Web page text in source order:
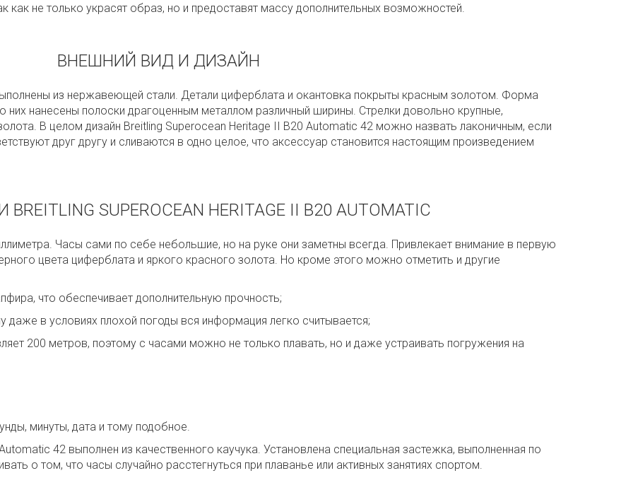
как не только украсят образ, но и предоставят массу дополнительных возможностей.
ВНЕШНИЙ ВИД И ДИЗАЙН
из нержавеющей стали. Детали циферблата и окантовка покрыты красным золотом. Форма
них нанесены полоски драгоценным металлом различный ширины. Стрелки довольно крупные,
В целом дизайн Breitling Superocean Heritage II B20 Automatic 42 можно назвать лаконичным, если
друг другу и сливаются в одно целое, что аксессуар становится настоящим произведением
SUPEROCEAN HERITAGE II B20 AUTOMATIC
Часы сами по себе небольшие, но на руке они заметны всегда. Привлекает внимание в первую
цвета циферблата и яркого красного золота. Но кроме этого можно отметить и другие
что обеспечивает дополнительную прочность;
в условиях плохой погоды вся информация легко считывается;
200 метров, поэтому с часами можно не только плавать, но и даже устраивать погружения на
минуты, дата и тому подобное.
42 выполнен из качественного каучука. Установлена специальная застежка, выполненная по
о том, что часы случайно расстегнуться при плаванье или активных занятиях спортом.